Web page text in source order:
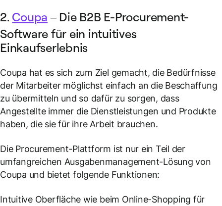
2. Coupa – Die B2B E-Procurement-
Software für ein intuitives
Einkaufserlebnis
Coupa hat es sich zum Ziel gemacht, die Bedürfnisse
der Mitarbeiter möglichst einfach an die Beschaffung
zu übermitteln und so dafür zu sorgen, dass
Angestellte immer die Dienstleistungen und Produkte
haben, die sie für ihre Arbeit brauchen.
Die Procurement-Plattform ist nur ein Teil der
umfangreichen Ausgabenmanagement-Lösung von
Coupa und bietet folgende Funktionen:
Intuitive Oberfläche wie beim Online-Shopping für